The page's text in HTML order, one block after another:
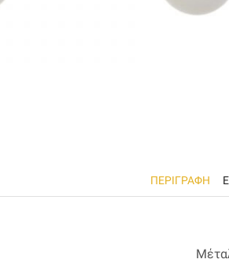
ΠΕΡΙΓΡΑΦΉ